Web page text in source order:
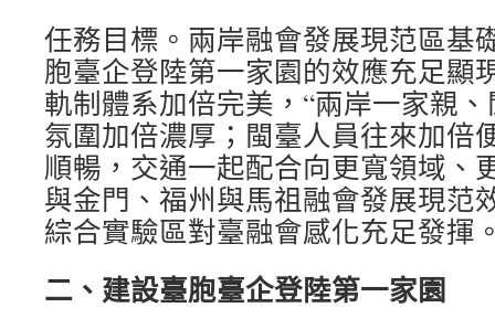
任務目標。兩岸融會發展現范區基
胞臺企登陸第一家園的效應充足顯
軌制體系加倍完美，“兩岸一家親
氛圍加倍濃厚；閩臺人員往來加倍
順暢，交通一起配合向更寬領域、
與金門、福州與馬祖融會發展現范
綜合實驗區對臺融會感化充足發揮
二、建設臺胞臺企登陸第一家園